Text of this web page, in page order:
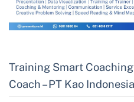
Training Smart
Coach – PT Kao Indonesia